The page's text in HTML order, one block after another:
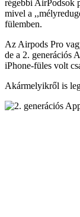
régebbi AirPodsok
mivel a
fülemben.
Az Airpods Pro
de a 2. generációs
iPhone-füles volt
Akármelyikről is